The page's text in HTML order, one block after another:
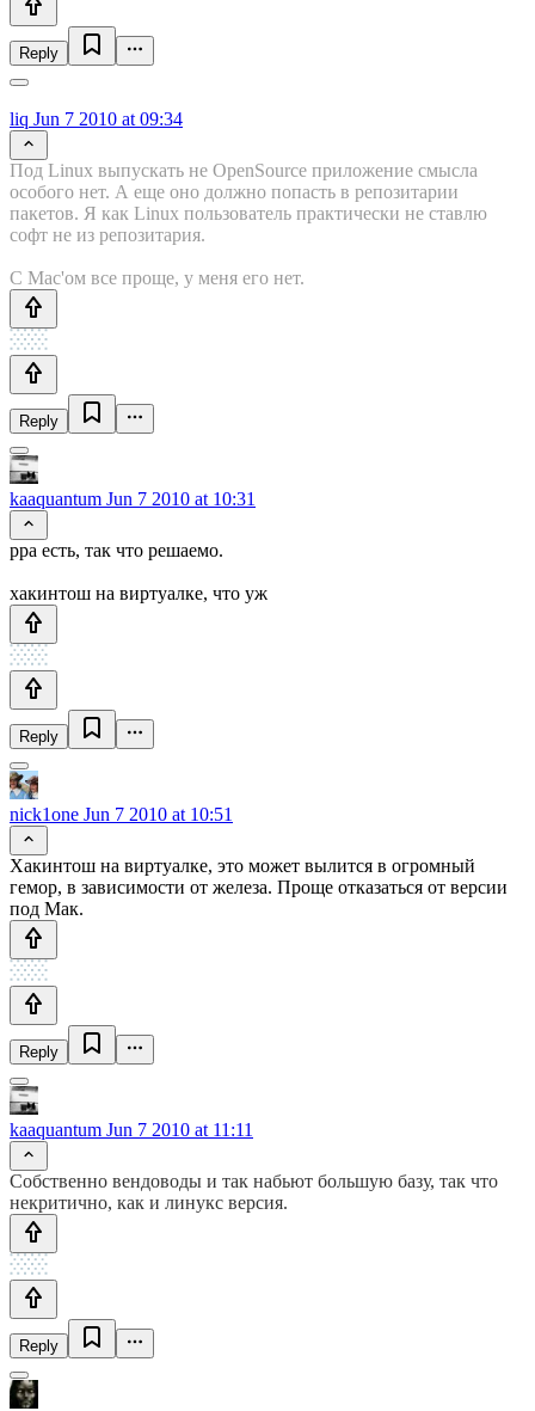
Reply
liq Jun 7 2010 at 09:34
Под Linux выпускать не OpenSource приложение смысла
особого нет. А еще оно должно попасть в репозитарии
пакетов. Я как Linux пользователь практически не ставлю
софт не из репозитария.
С Mac'ом все проще, у меня его нет.
Reply
kaaquantum Jun 7 2010 at 10:31
ppa есть, так что решаемо.
хакинтош на виртуалке, что уж
Reply
nick1one Jun 7 2010 at 10:51
Хакинтош на виртуалке, это может вылится в огромный
гемор, в зависимости от железа. Проще отказаться от версии
под Мак.
Reply
kaaquantum Jun 7 2010 at 11:11
Собственно вендоводы и так набьют большую базу, так что
некритично, как и линукс версия.
Reply